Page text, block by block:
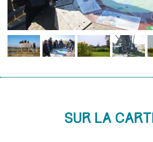
Sur la